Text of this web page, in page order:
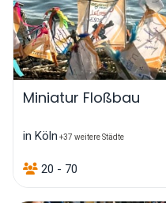
Miniatur Floßbau
in Köln +37 weitere Städte
20 - 70